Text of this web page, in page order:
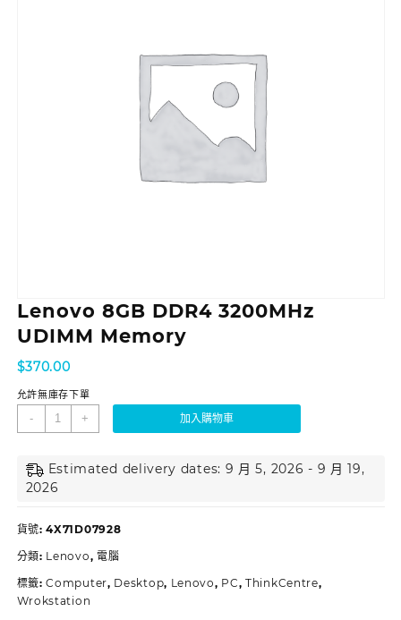
Lenovo 8GB DDR4 3200MHz
UDIMM Memory
$370.00
允許無庫存下單
- + 加入購物車
Estimated delivery dates: 9 月 5, 2026 - 9 月 19,
2026
貨號:4X71D07928
分類: Lenovo, 電腦
標籤:Computer, Desktop, Lenovo, PC,ThinkCentre,
Wrokstation